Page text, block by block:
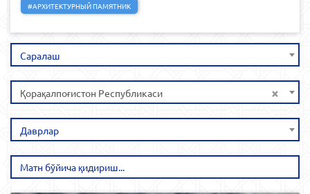
#АРХИТЕКТУРНЫЙ ПАМЯТНИК
Саралаш
×
Қорақалпоғистон Республикаси
Даврлар